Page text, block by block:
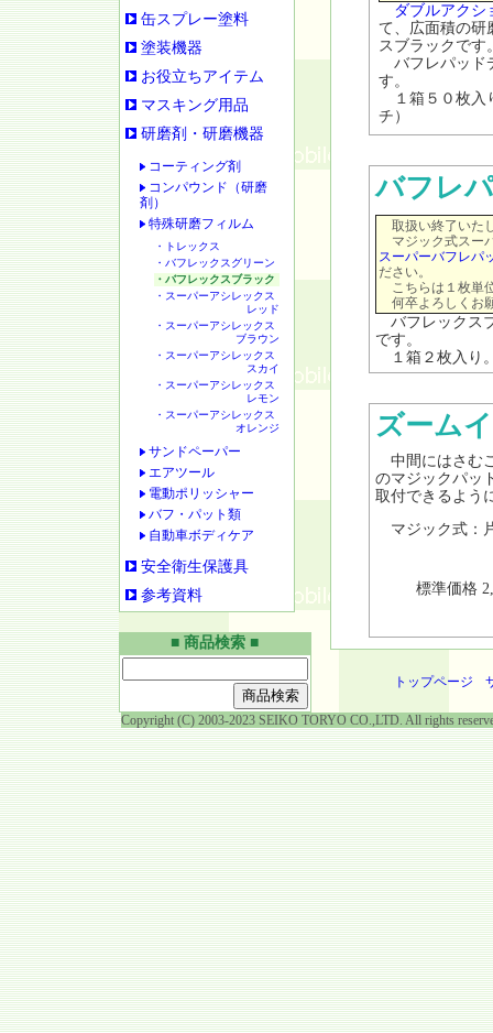
ダブルアクシ
て、広面積の研
スブラックです
バフレパッド
す。
１箱５０枚入
チ）
バフレ
取扱い終了いた
マジック式スー
スーパーバフレパ
ださい。
こちらは１枚単
何卒よろしくお
バフレックス
です。
１箱２枚入り
ズーム
中間にはさむ
のマジックパッ
取付できるよう
マジック式：
標準価格
トップページ
缶スプレー塗料
塗装機器
お役立ちアイテム
マスキング用品
研磨剤・研磨機器
コーティング剤
コンパウンド（研磨
剤）
特殊研磨フィルム
・トレックス
・バフレックスグリーン
・バフレックスブラック
・スーパーアシレックス
レッド
・スーパーアシレックス
ブラウン
・スーパーアシレックス
スカイ
・スーパーアシレックス
レモン
・スーパーアシレックス
オレンジ
サンドペーパー
エアツール
電動ポリッシャー
バフ・パット類
自動車ボディケア
安全衛生保護具
参考資料
■ 商品検索 ■
Copyright (C) 2003-2023 SEIKO TORYO CO.,LTD. All rights